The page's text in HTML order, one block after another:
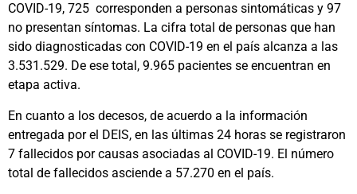
COVID-19, 725 corresponden a personas sintomáticas y 97
no presentan síntomas. La cifra total de personas que han
sido diagnosticadas con COVID-19 en el país alcanza a las
3.531.529. De ese total, 9.965 pacientes se encuentran en
etapa activa.
En cuanto a los decesos, de acuerdo a la información
entregada por el DEIS, en las últimas 24 horas se registraron
7 fallecidos por causas asociadas al COVID-19. El número
total de fallecidos asciende a 57.270 en el país.